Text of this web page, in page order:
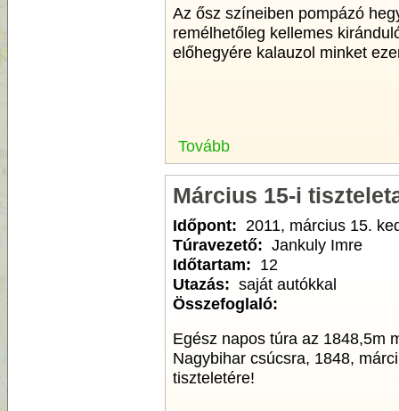
Az ősz színeiben pompázó
remélhetőleg kellemes
előhegyére kalauzol minket
Tovább
Március 15-i
Időpont: 2011, március 15.
Túravezető: Jankuly Imre
Időtartam: 12
Utazás: saját autókkal
Összefoglaló:
Egész napos túra az 1848,5m
Nagybihar csúcsra, 1848,
tiszteletére!